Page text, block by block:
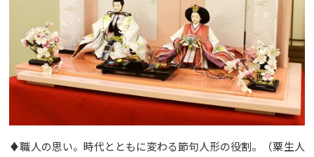
♦職人の思い。時代とともに変わる節句人形の役割。（粟生人